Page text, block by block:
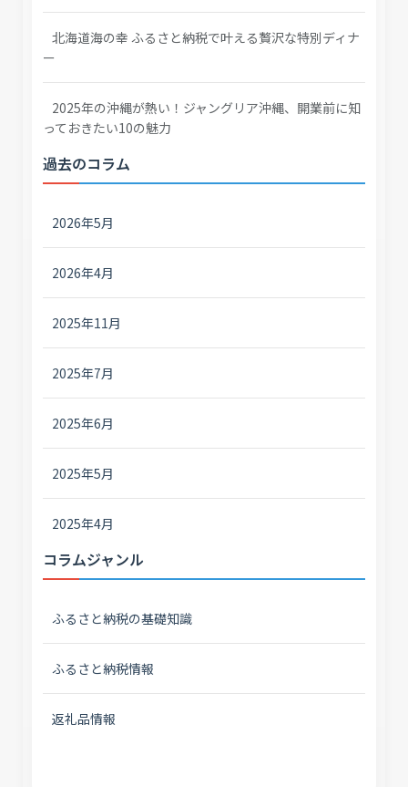
北海道海の幸 ふるさと納税で叶える贅沢な特別ディナ
ー
2025年の沖縄が熱い！ジャングリア沖縄、開業前に知
っておきたい10の魅力
過去のコラム
2026年5月
2026年4月
2025年11月
2025年7月
2025年6月
2025年5月
2025年4月
コラムジャンル
ふるさと納税の基礎知識
ふるさと納税情報
返礼品情報